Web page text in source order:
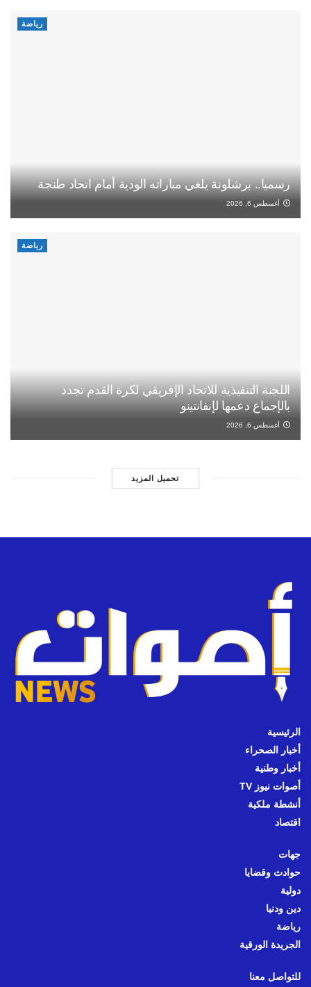
رياضة
رسميا.. برشلونة يلغي مباراته الودية أمام اتحاد طنجة
أغسطس 6, 2026
رياضة
اللجنة التنفيذية للاتحاد الإفريقي لكرة القدم تجدد
بالإجماع دعمها لإنفانتينو
أغسطس 6, 2026
تحميل المزيد
الرئيسية
أخبار الصحراء
أخبار وطنية
أصوات نيوز TV
أنشطة ملكية
اقتصاد
جهات
حوادث وقضايا
دولية
دين ودنيا
رياضة
الجريدة الورقية
للتواصل معنا